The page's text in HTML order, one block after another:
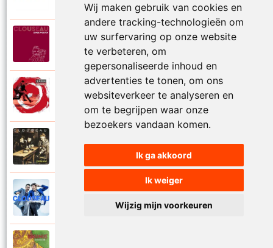
Wij maken gebruik van cookies en
andere tracking-technologieën om
uw surfervaring op onze website
te verbeteren, om
gepersonaliseerde inhoud en
advertenties te tonen, om ons
websiteverkeer te analyseren en
om te begrijpen waar onze
bezoekers vandaan komen.
Ik ga akkoord
Ik weiger
Wijzig mijn voorkeuren
Clouseau
Over morgen
Clouseau
Clouseau